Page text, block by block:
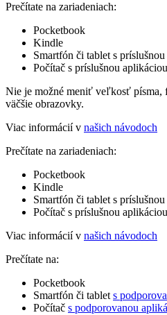
Prečítate na zariadeniach:
Pocketbook
Kindle
Smartfón či tablet s
Počítač s príslušnou aplikáciou
Nie je možné meniť veľkosť písma,
väčšie obrazovky.
Viac informácií v našich návodoch
Prečítate na zariadeniach:
Pocketbook
Kindle
Smartfón či tablet s
Počítač s príslušnou aplikáciou
Viac informácií v našich návodoch
Prečítate na:
Pocketbook
Smartfón či tablet s
Počítač s podporovanou